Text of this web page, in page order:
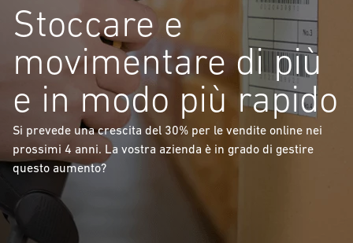
Stoccare e
movimentare di più
e in modo più rapido
Si prevede una crescita del 30% per le vendite online nei
prossimi 4 anni. La vostra azienda è in grado di gestire
questo aumento?